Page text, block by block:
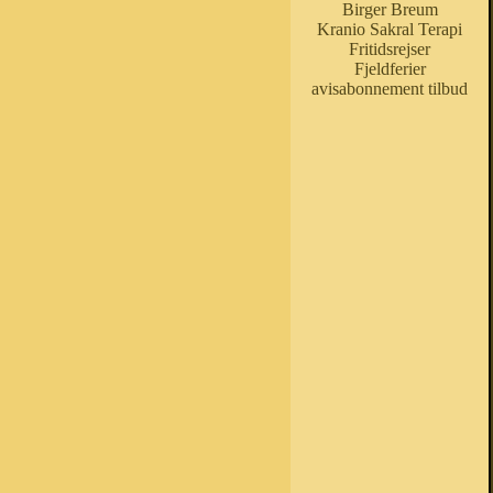
Birger Breum
Kranio Sakral Terapi
Fritidsrejser
Fjeldferier
avisabonnement tilbud